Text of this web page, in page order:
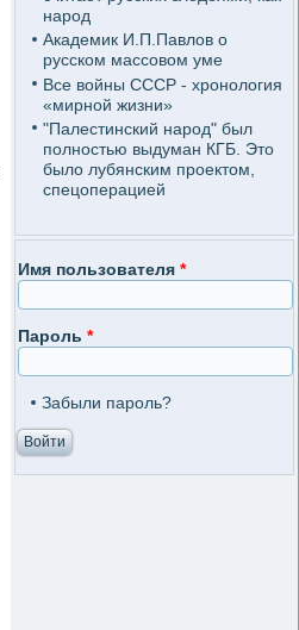
народ
Академик И.П.Павлов о
русском массовом уме
Все войны СССР - хронология
«мирной жизни»
"Палестинский народ" был
полностью выдуман КГБ. Это
было лубянским проектом,
спецоперацией
Имя пользователя *
Пароль *
Забыли пароль?